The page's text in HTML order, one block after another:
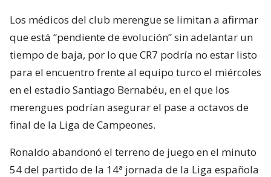
Los médicos del club merengue se limitan a afirmar
que está “pendiente de evolución” sin adelantar un
tiempo de baja, por lo que CR7 podría no estar listo
para el encuentro frente al equipo turco el miércoles
en el estadio Santiago Bernabéu, en el que los
merengues podrían asegurar el pase a octavos de
final de la Liga de Campeones.
Ronaldo abandonó el terreno de juego en el minuto
54 del partido de la 14ª jornada de la Liga española